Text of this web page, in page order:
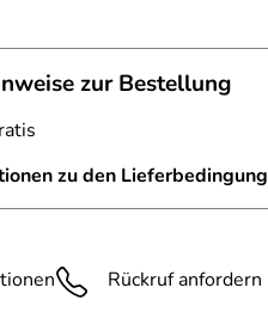
Stahl geschmiedet
Vierkantstahl 30 mm
zur Bestellung
zu den
Rückruf anfordern